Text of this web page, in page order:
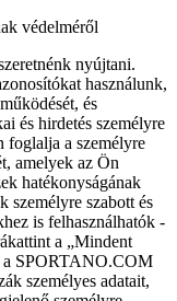
védelméről
nyújtani.
használunk,
és
és hirdetés személyre
foglalja a személyre
amelyek az Ön
hatékonyságának
személyre szabott és
is felhasználhatók -
a „Mindent
a SPORTANO.COM
személyes adatait,